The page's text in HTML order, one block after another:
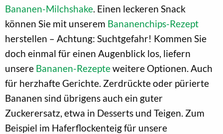
Bananen-Milchshake. Einen leckeren Snack
können Sie mit unserem Bananenchips-Rezept
herstellen – Achtung: Suchtgefahr! Kommen Sie
doch einmal für einen Augenblick los, liefern
unsere Bananen-Rezepteweitere Optionen. Auch
für herzhafte Gerichte. Zerdrückte oder pürierte
Bananen sind übrigens auch ein guter
Zuckerersatz, etwa in Desserts und Teigen. Zum
Beispiel im Haferflockenteig für unsere